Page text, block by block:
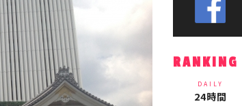
RANKING
DAILY
24時間